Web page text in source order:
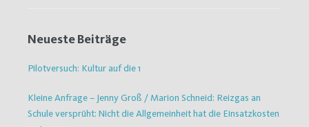
Neueste Beiträge
Pilotversuch: Kultur auf die 1
Kleine Anfrage – Jenny Groß / Marion Schneid: Reizgas an
Schule versprüht: Nicht die Allgemeinheit hat die Einsatzkosten